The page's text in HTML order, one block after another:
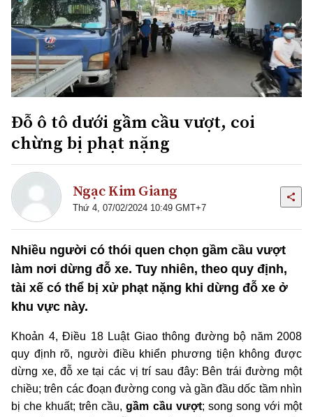
Đỗ ô tô dưới gầm cầu vượt, coi
chừng bị phạt nặng
Ngạc Kim Giang
Thứ 4, 07/02/2024 10:49 GMT+7
Nhiều người có thói quen chọn gầm cầu vượt
làm nơi dừng đỗ xe. Tuy nhiên, theo quy định,
tài xế có thể bị xử phạt nặng khi dừng đỗ xe ở
khu vực này.
Khoản 4, Điều 18 Luật Giao thông đường bộ năm 2008
quy định rõ, người điều khiển phương tiện không được
dừng xe, đỗ xe tại các vị trí sau đây: Bên trái đường một
chiều; trên các đoạn đường cong và gần đầu dốc tầm nhìn
bị che khuất; trên cầu,gầm cầu vượt; song song với một